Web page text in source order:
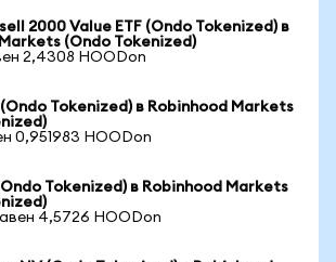
2000 Value ETF (Ondo Tokenized) в
(Ondo Tokenized)
2,4308 HOODon
Tokenized) в Robinhood Markets
0,951983 HOODon
Tokenized) в Robinhood Markets
4,5726 HOODon